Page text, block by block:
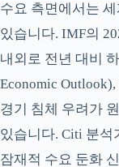
수요 측면에서는
있습니다. IMF의
내외로 전년 대비
Economic
경기 침체 우려가
있습니다. Citi 분석
잠재적 수요 둔화